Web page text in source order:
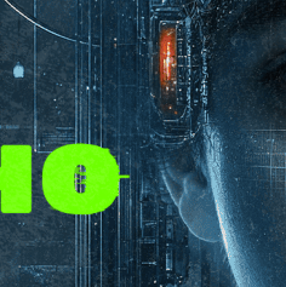
което расте днес,
е познавало свят без
смартфони и алгоритми.
интелект вече обещава
образование,
учители и достъп до